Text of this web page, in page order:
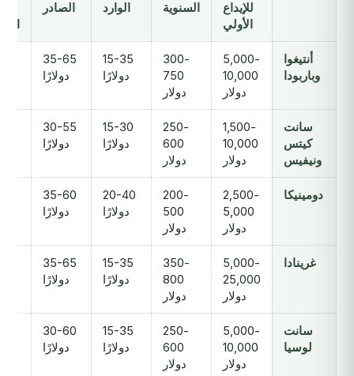
للإيداع
الأولي
السنوية
الوارد
الصادر
أنتيغوا
وباربودا
5,000-
10,000
دولار
300-
750
دولار
15-35
دولارًا
35-65
دولارًا
سانت
كيتس
ونيفيس
1,500-
10,000
دولار
250-
600
دولار
15-30
دولارًا
30-55
دولارًا
دومينيكا
2,500-
5,000
دولار
200-
500
دولار
20-40
دولارًا
35-60
دولارًا
غرينادا
5,000-
25,000
دولار
350-
800
دولار
15-35
دولارًا
35-65
دولارًا
سانت
لوسيا
5,000-
10,000
دولار
250-
600
دولار
15-35
دولارًا
30-60
دولارًا